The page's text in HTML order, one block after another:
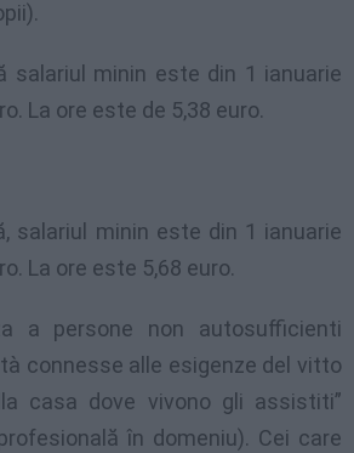
salariul minin este din 1 ianuarie
La ore este de 5,38 euro.
salariul minin este din 1 ianuarie
La ore este 5,68 euro.
a persone non autosufficienti
connesse alle esigenze del vitto
casa dove vivono gli assistiti”
în domeniu). Cei care